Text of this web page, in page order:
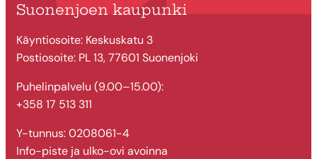
Suonenjoen kaupunki
Käyntiosoite: Keskuskatu 3
Postiosoite: PL 13, 77601 Suonenjoki
Puhelinpalvelu (9.00–15.00):
+358 17 513 311
Y-tunnus: 0208061-4
Info-piste ja ulko-ovi avoinna